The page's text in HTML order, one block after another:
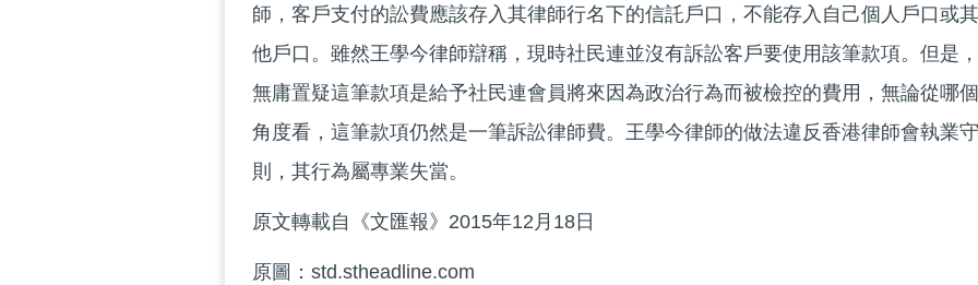
師，客戶支付的訟費應該存入其律師行名下的信託戶口，不能存入自己個人戶口或其
他戶口。雖然王學今律師辯稱，現時社民連並沒有訴訟客戶要使用該筆款項。但是，
無庸置疑這筆款項是給予社民連會員將來因為政治行為而被檢控的費用，無論從哪個
角度看，這筆款項仍然是一筆訴訟律師費。王學今律師的做法違反香港律師會執業守
則，其行為屬專業失當。
原文轉載自《文匯報》2015年12月18日
原圖：std.stheadline.com